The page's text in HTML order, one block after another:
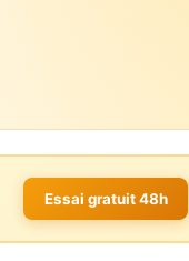
Essai gratuit 48h